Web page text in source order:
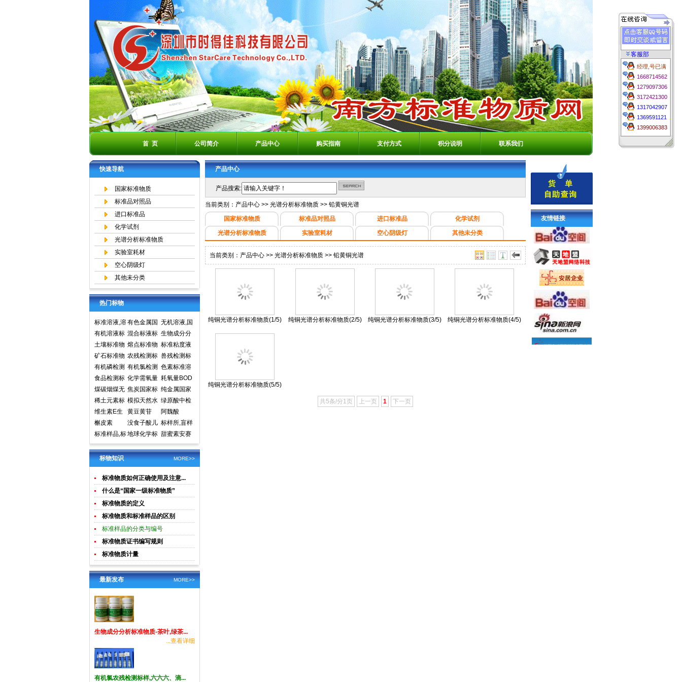
客服部
经理,号已满
1668714562
1279097306
3172421300
1317042907
1369591121
1399006383
首 页 公司简介 产品中心 购买指南 支付方式 积分说明 联系我们
快速导航
国家标准物质
标准品对照品
进口标准品
化学试剂
光谱分析标准物质
实验室耗材
空心阴级灯
其他未分类
热门标物
标准溶液,溶
液标准物质,
国家标准物
质网
有色金属国
家标准物质
中心,国家标
准物质网
无机溶液,国
家标准物质
网,国家标准
物质中心
有机溶液标
准物质中国
计量院标准
物质中心
混合标液标
准物质
生物成分分
析标准物质
土壤标准物
质
熔点标准物
质
标准粘度液
矿石标准物
质
农残检测标
准样品,标准
溶液,标准物
质
兽残检测标
准样品,标准
溶液,标准物
质
有机磷检测
标准样品,标
准溶液,标准
物质
有机氯检测
标准样品标
准溶液标准
物质
色素标准溶
液标准物质
食品检测
食品检测标
准物质标准
样品标准溶
液
化学需氧量
COD标准溶
液标准物质
标样环境标
准样品
耗氧量BOD
5标准溶液
标准物质标
样环境标准
样品
煤碳烟煤无
烟煤国家标
准物质国家
标准样品
焦炭国家标
准物质国家
标准样品
纯金属国家
实物标准样
品
稀土元素标
准物质标准
样品
模拟天然水
标准溶液
绿原酸中检
所标准品对
照品高效液
相色谱HPL
C
维生素E生
育酚标准品
对照品中检
所
黄豆黄苷
阿魏酸
槲皮素
没食子酸儿
茶素
标样所,盲样
标准样品,标
样,质控样
地球化学标
准物质矿石
土壤生物成
分分析
甜蜜素安赛
蜜(乙酰磺胺
酸钾)标准溶
液食品检测
标准物质
MORE>>
标物知识
标准物质如何正确使用及注意...
什么是“国家一级标准物质”
标准物质的定义
标准物质和标准样品的区别
标准样品的分类与编号
标准物质证书编写规则
标准物质计量
MORE>>
最新发布
生物成分分析标准物质-茶叶,绿茶...
...查看详细
有机氯农残检测标样,六六六、滴...
产品中心
产品搜索:
当前类别： 产品中心 >> 光谱分析标准物质 >> 铅黄铜光谱
国家标准物质
标准品对照品 进口标准品
化学试剂
光谱分析标准物质
实验室耗材 空心阴级灯 其他未分类
当前类别： 产品中心 >> 光谱分析标准物质 >> 铅黄铜光谱
纯铜光谱分析标准物质(1/5) 纯铜光谱分析标准物质(2/5) 纯铜光谱分析标准物质(3/5) 纯铜光谱分析标准物质(4/5)
纯铜光谱分析标准物质(5/5)
共5条/分1页 上一页 1 下一页
友情链接